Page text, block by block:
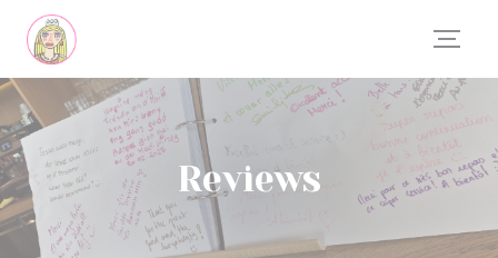
Personalizing your cookie choices
Reviews